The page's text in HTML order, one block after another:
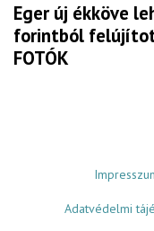
Eger új ékköve
forintból
FOTÓK
Adatvédelmi